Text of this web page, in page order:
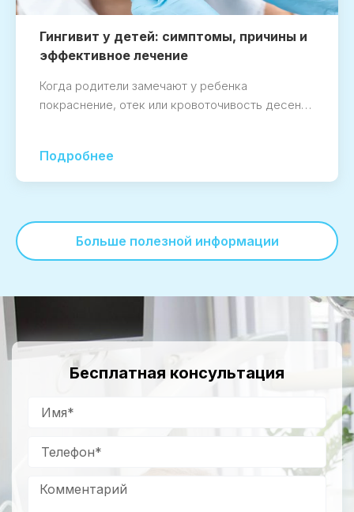
Гингивит у детей: симптомы, причины и
эффективное лечение
Когда родители замечают у ребенка
покраснение, отек или кровоточивость десен…
Подробнее
Больше полезной информации
Бесплатная консультация